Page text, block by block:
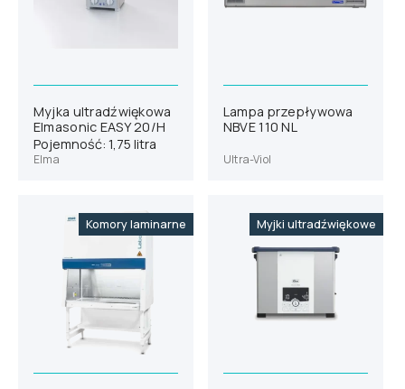
Myjka ultradźwiękowa
Elmasonic EASY 20/H
Pojemność: 1,75 litra
Elma
Lampa przepływowa
NBVE 110 NL
Ultra-Viol
Komory laminarne Myjki ultradźwiękowe